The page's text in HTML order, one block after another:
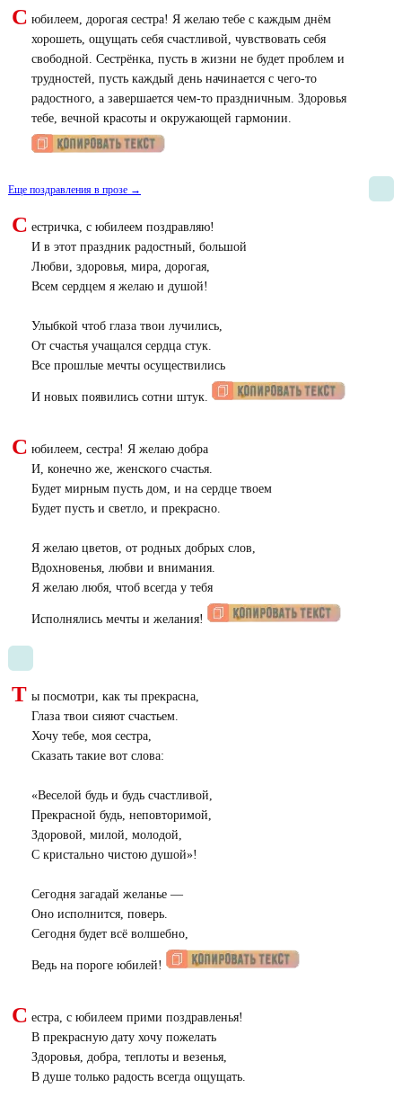
С юбилеем, дорогая сестра! Я желаю тебе с каждым днём
хорошеть, ощущать себя счастливой, чувствовать себя
свободной. Сестрёнка, пусть в жизни не будет проблем и
трудностей, пусть каждый день начинается с чего-то
радостного, а завершается чем-то праздничным. Здоровья
тебе, вечной красоты и окружающей гармонии.
Еще поздравления в прозе →
С естричка, с юбилеем поздравляю!
И в этот праздник радостный, большой
Любви, здоровья, мира, дорогая,
Всем сердцем я желаю и душой!
Улыбкой чтоб глаза твои лучились,
От счастья учащался сердца стук.
Все прошлые мечты осуществились
И новых появились сотни штук.
С юбилеем, сестра! Я желаю добра
И, конечно же, женского счастья.
Будет мирным пусть дом, и на сердце твоем
Будет пусть и светло, и прекрасно.
Я желаю цветов, от родных добрых слов,
Вдохновенья, любви и внимания.
Я желаю любя, чтоб всегда у тебя
Исполнялись мечты и желания!
Т ы посмотри, как ты прекрасна,
Глаза твои сияют счастьем.
Хочу тебе, моя сестра,
Сказать такие вот слова:
«Веселой будь и будь счастливой,
Прекрасной будь, неповторимой,
Здоровой, милой, молодой,
С кристально чистою душой»!
Сегодня загадай желанье —
Оно исполнится, поверь.
Сегодня будет всё волшебно,
Ведь на пороге юбилей!
С естра, с юбилеем прими поздравленья!
В прекрасную дату хочу пожелать
Здоровья, добра, теплоты и везенья,
В душе только радость всегда ощущать.